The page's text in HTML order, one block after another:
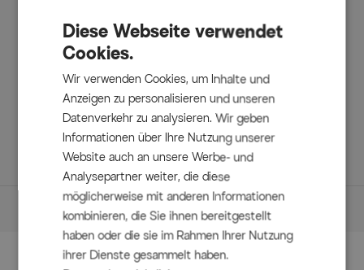
1x Esstisch 'Sophie Yasmani' Sondermodell, xerix/natur, ca.
240 x 100 x 77 cm (53573210) 6x Stapelsessel 'Alice
Comfort', xerix/anthrazit, ca. 68 x 65 x 107 cm (65604010)
2x Klappstühle 'Alice Comfort', xerix/anthrazit, ca. 93 x 63
x 111 cm (65603010)
Maße
Maße
Diese Webseite verwendet
Cookies.
Wir verwenden Cookies, um Inhalte und
Anzeigen zu personalisieren und unseren
Datenverkehr zu analysieren. Wir geben
Informationen über Ihre Nutzung unserer
Website auch an unsere Werbe- und
Analysepartner weiter, die diese
möglicherweise mit anderen Informationen
kombinieren, die Sie ihnen bereitgestellt
haben oder die sie im Rahmen Ihrer Nutzung
ihrer Dienste gesammelt haben.